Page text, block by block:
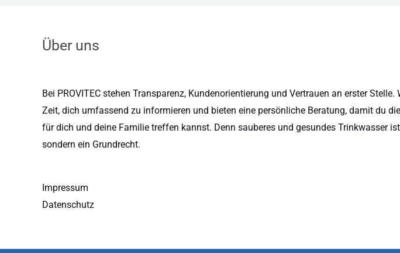
Über uns
Bei PROVITEC stehen Transparenz, Kundenorientierung und Vertrauen an erster Stelle.
Zeit, dich umfassend zu informieren und bieten eine persönliche Beratung, damit du
für dich und deine Familie treffen kannst. Denn sauberes und gesundes Trinkwasser
sondern ein Grundrecht.
Impressum
Datenschutz